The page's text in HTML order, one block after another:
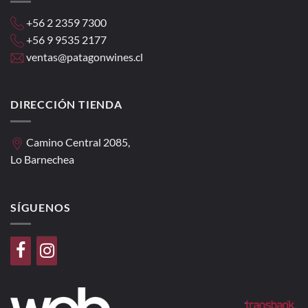
+56 2 2359 7300
+56 9 9535 2177
ventas@patagonwines.cl
DIRECCIÓN TIENDA
Camino Central 2085,
Lo Barnechea
SÍGUENOS